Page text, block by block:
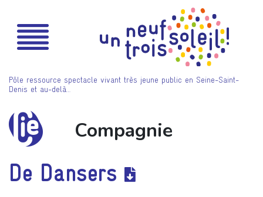
Pôle ressource spectacle vivant très jeune public en Seine-Saint-
Denis et au-delà…
Compagnie
De Dansers